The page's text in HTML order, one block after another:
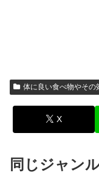
体に良い食べ物やその
X
同じジャン